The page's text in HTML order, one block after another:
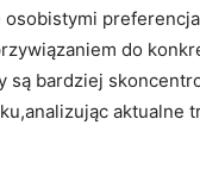
do
są bardziej
aktualne